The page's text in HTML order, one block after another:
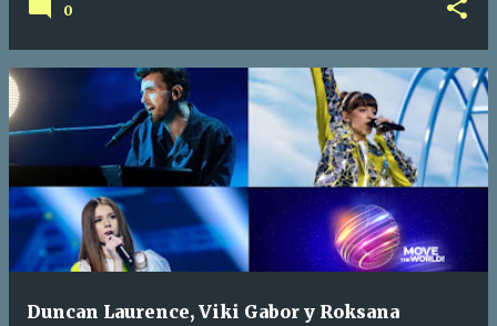
0
Duncan Laurence, Viki Gabor y Roksana